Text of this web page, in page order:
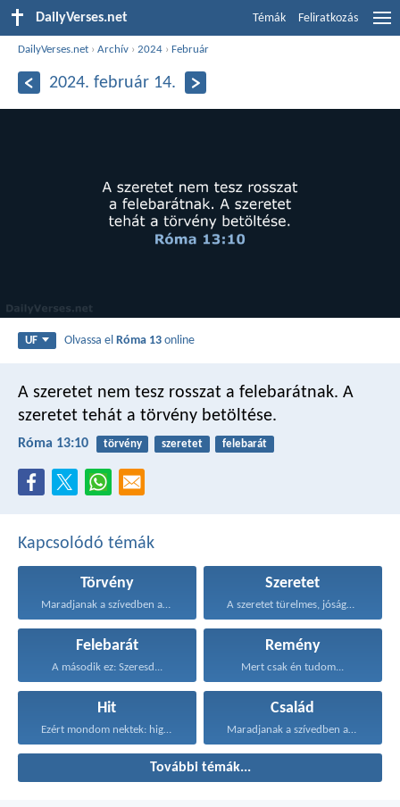
DailyVerses.net Témák Feliratkozás
DailyVerses.net ›Archív ›2024 ›Február
2024. február 14.
UF Olvassa elRóma 13 online
A szeretet nem tesz rosszat a felebarátnak. A
szeretet tehát a törvény betöltése.
Róma 13:10 törvény szeretet felebarát
Kapcsolódó témák
Törvény
Maradjanak a szívedben azok...
Szeretet
A szeretet türelmes, jóságos...
Felebarát
A második ez: Szeresd...
Remény
Mert csak én tudom...
Hit
Ezért mondom nektek: higgyétek...
Család
Maradjanak a szívedben azok...
További témák...